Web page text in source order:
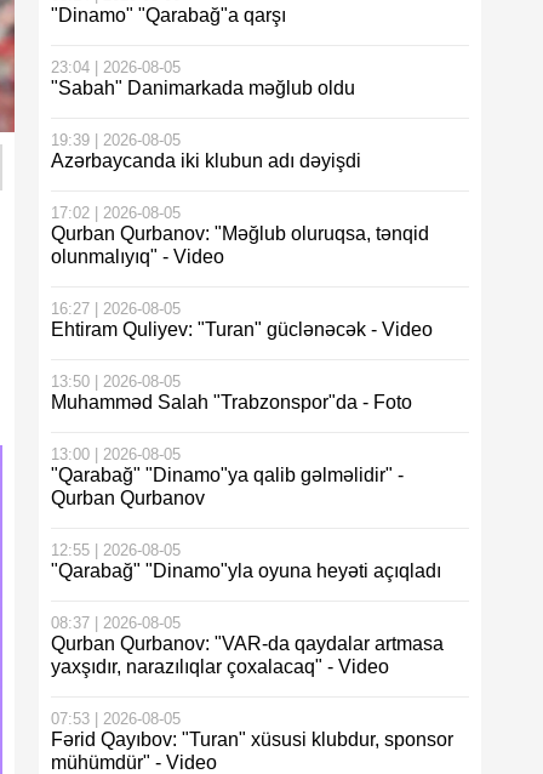
"Dinamo" "Qarabağ"a qarşı
23:04 | 2026-08-05
"Sabah" Danimarkada məğlub oldu
19:39 | 2026-08-05
Azərbaycanda iki klubun adı dəyişdi
17:02 | 2026-08-05
Qurban Qurbanov: "Məğlub oluruqsa, tənqid
olunmalıyıq" - Video
16:27 | 2026-08-05
Ehtiram Quliyev: "Turan" güclənəcək - Video
13:50 | 2026-08-05
Muhamməd Salah "Trabzonspor"da - Foto
13:00 | 2026-08-05
"Qarabağ" "Dinamo"ya qalib gəlməlidir" -
Qurban Qurbanov
12:55 | 2026-08-05
"Qarabağ" "Dinamo"yla oyuna heyəti açıqladı
08:37 | 2026-08-05
Qurban Qurbanov: "VAR-da qaydalar artmasa
yaxşıdır, narazılıqlar çoxalacaq" - Video
07:53 | 2026-08-05
Fərid Qayıbov: "Turan" xüsusi klubdur, sponsor
mühümdür" - Video